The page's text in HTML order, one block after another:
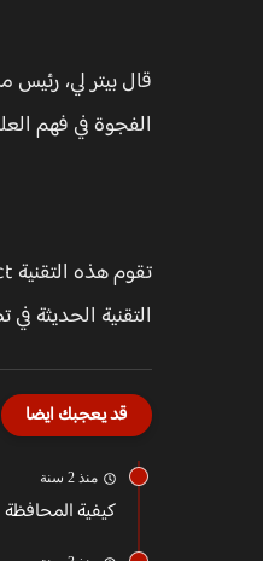
الفجوة في فهم
التقنية الحديثة في
قد يعجبك ايضا
منذ 2 سنة
كيفية